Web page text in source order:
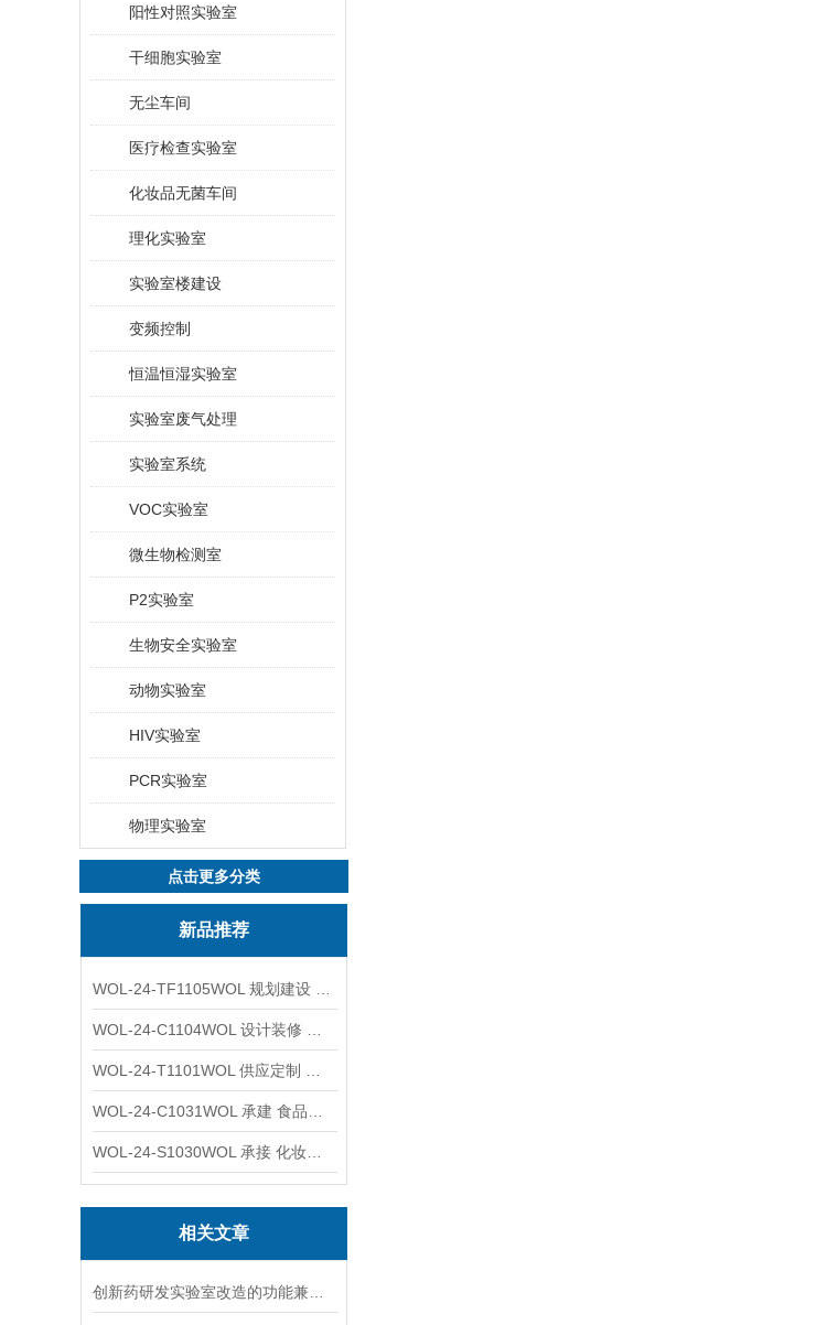
阳性对照实验室
干细胞实验室
无尘车间
医疗检查实验室
化妆品无菌车间
理化实验室
实验室楼建设
变频控制
恒温恒湿实验室
实验室废气处理
实验室系统
VOC实验室
微生物检测室
P2实验室
生物安全实验室
动物实验室
HIV实验室
PCR实验室
物理实验室
点击更多分类
新品推荐
相关文章